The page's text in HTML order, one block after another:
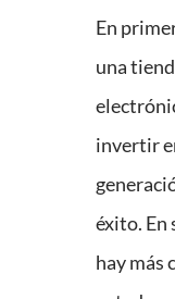
En
una
invertir
éxito. En
hay más